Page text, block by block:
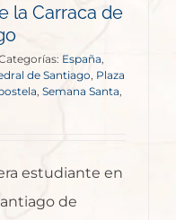
la Carraca de
España,
de Santiago Plaza
Semana Santa
estudiante en
de